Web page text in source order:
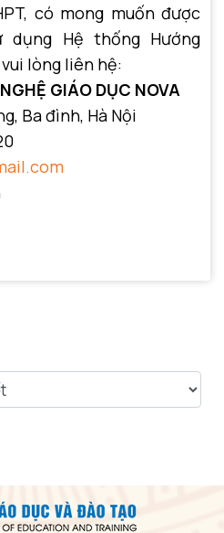
có mong muốn được
Hệ thống Hướng
lòng liên hệ:
GIÁO DỤC NOVA
Ba đình, Hà Nội